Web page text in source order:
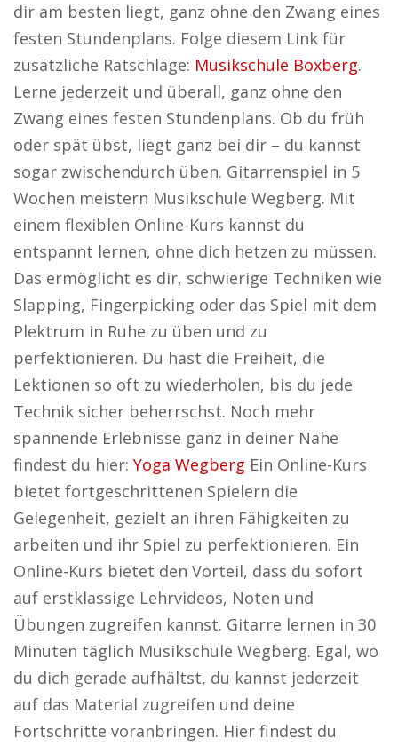
dir am besten liegt, ganz ohne den Zwang eines
festen Stundenplans. Folge diesem Link für
zusätzliche Ratschläge: Musikschule Boxberg.
Lerne jederzeit und überall, ganz ohne den
Zwang eines festen Stundenplans. Ob du früh
oder spät übst, liegt ganz bei dir – du kannst
sogar zwischendurch üben. Gitarrenspiel in 5
Wochen meistern Musikschule Wegberg. Mit
einem flexiblen Online-Kurs kannst du
entspannt lernen, ohne dich hetzen zu müssen.
Das ermöglicht es dir, schwierige Techniken wie
Slapping, Fingerpicking oder das Spiel mit dem
Plektrum in Ruhe zu üben und zu
perfektionieren. Du hast die Freiheit, die
Lektionen so oft zu wiederholen, bis du jede
Technik sicher beherrschst. Noch mehr
spannende Erlebnisse ganz in deiner Nähe
findest du hier: Yoga Wegberg Ein Online-Kurs
bietet fortgeschrittenen Spielern die
Gelegenheit, gezielt an ihren Fähigkeiten zu
arbeiten und ihr Spiel zu perfektionieren. Ein
Online-Kurs bietet den Vorteil, dass du sofort
auf erstklassige Lehrvideos, Noten und
Übungen zugreifen kannst. Gitarre lernen in 30
Minuten täglich Musikschule Wegberg. Egal, wo
du dich gerade aufhältst, du kannst jederzeit
auf das Material zugreifen und deine
Fortschritte voranbringen. Hier findest du